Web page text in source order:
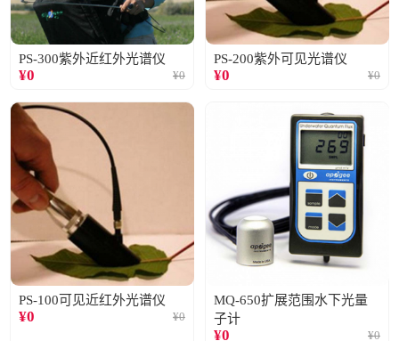
PS-300紫外近红外光谱仪
¥0 ¥0
PS-200紫外可见光谱仪
¥0 ¥0
PS-100可见近红外光谱仪
¥0 ¥0
MQ-650扩展范围水下光量
子计
¥0 ¥0